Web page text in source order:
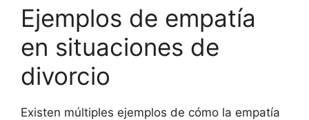
Ejemplos de empatía
en situaciones de
divorcio
Existen múltiples ejemplos de cómo la empatía